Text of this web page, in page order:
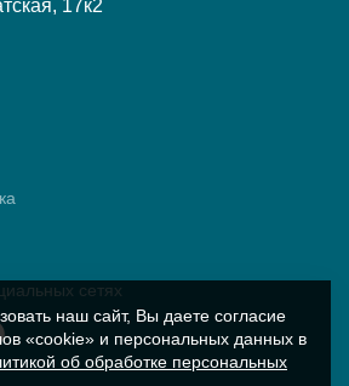
17к2
сетях
наш сайт, Вы даете согласие
«cookie» и персональных данных в
об обработке персональных